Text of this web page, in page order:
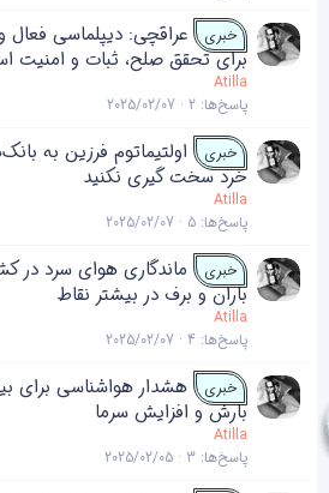
خبری
عراقچی: دیپلماسی فعال
برای تحقق صلح، ثبات و امنیت
Atilla
پاسخ‌ها 2
2025/02/07
خبری
اولتیماتوم فرزین به
خرد سخت گیری نکنید
Atilla
پاسخ‌ها 5
2025/02/07
خبری
باران و برف در بیشتر نقاط
Atilla
پاسخ‌ها 4
2025/02/07
خبری
هشدار هواشناسی برای
بارش و افزایش سرما
Atilla
پاسخ‌ها 3
2025/02/05